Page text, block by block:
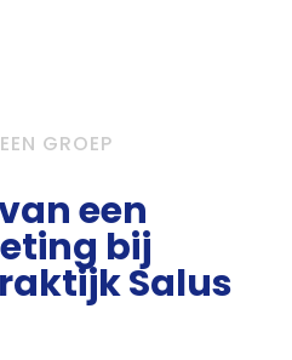
GROEP
een
bij
Salus